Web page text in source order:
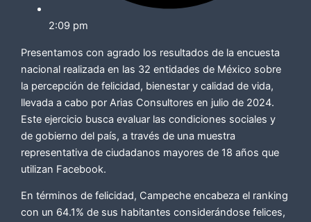
2:09 pm
Presentamos con agrado los resultados de la encuesta
nacional realizada en las 32 entidades de México sobre
la percepción de felicidad, bienestar y calidad de vida,
llevada a cabo por Arias Consultores en julio de 2024.
Este ejercicio busca evaluar las condiciones sociales y
de gobierno del país, a través de una muestra
representativa de ciudadanos mayores de 18 años que
utilizan Facebook.
En términos de felicidad, Campeche encabeza el ranking
con un 64.1% de sus habitantes considerándose felices,